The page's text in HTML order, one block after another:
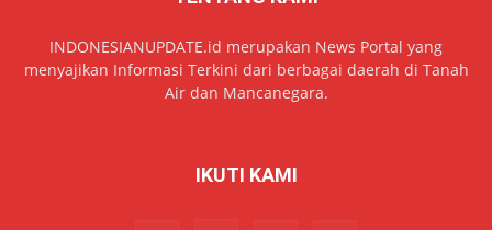
INDONESIANUPDATE.id merupakan News Portal yang
menyajikan Informasi Terkini dari berbagai daerah di Tanah
Air dan Mancanegara.
IKUTI KAMI